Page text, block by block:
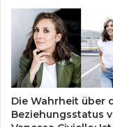
e
C
i
v
i
l
a
s
u
Die Wahrheit über
Beziehungsstatus